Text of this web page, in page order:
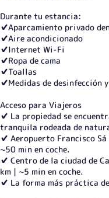
Durante tu estancia:
✔️Aparcamiento privado
✔️Aire acondicionado
✔️Internet Wi-Fi
✔️Ropa de cama
✔️Toallas
✔️Medidas de desinfección
Acceso para Viajeros
✔️ La propiedad se
tranquila rodeada de
✔️ Aeropuerto Francisco
~50 min en coche.
✔️ Centro de la ciudad de
km | ~5 min en coche.
✔️ La forma más práctica